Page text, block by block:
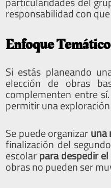
responsabilidad con
Enfoque
Si estás planeando
elección de obras
complementen entre
permitir una
Se puede organizaruna
finalización del
escolarpara despedir
obras no pueden ser